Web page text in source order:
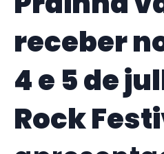
receber
4 e 5 de
Rock